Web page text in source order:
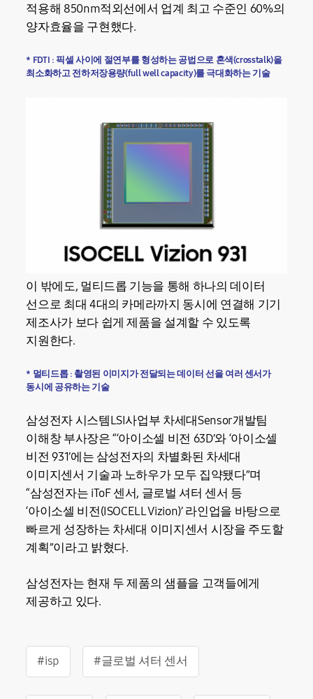
적용해 850nm적외선에서 업계 최고 수준인 60%의
양자효율을 구현했다.
* FDTI : 픽셀 사이에 절연부를 형성하는 공법으로 혼색(crosstalk)을
최소화하고 전하저장용량(full well capacity)를 극대화하는 기술
이 밖에도, 멀티드롭 기능을 통해 하나의 데이터
선으로 최대 4대의 카메라까지 동시에 연결해 기기
제조사가 보다 쉽게 제품을 설계할 수 있도록
지원한다.
* 멀티드롭 : 촬영된 이미지가 전달되는 데이터 선을 여러 센서가
동시에 공유하는 기술
삼성전자 시스템LSI사업부 차세대Sensor개발팀
이해창 부사장은 “‘아이소셀 비전 63D’와 ‘아이소셀
비전 931’에는 삼성전자의 차별화된 차세대
이미지센서 기술과 노하우가 모두 집약됐다”며
“삼성전자는 iToF 센서, 글로벌 셔터 센서 등
‘아이소셀 비전(ISOCELL Vizion)’ 라인업을 바탕으로
빠르게 성장하는 차세대 이미지센서 시장을 주도할
계획”이라고 밝혔다.
삼성전자는 현재 두 제품의 샘플을 고객들에게
제공하고 있다.
#isp #글로벌 셔터 센서